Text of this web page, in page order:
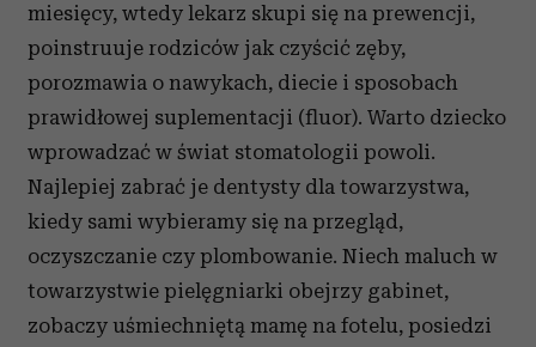
miesięcy, wtedy lekarz skupi się na prewencji,
poinstruuje rodziców jak czyścić zęby,
porozmawia o nawykach, diecie i sposobach
prawidłowej suplementacji (fluor). Warto dziecko
wprowadzać w świat stomatologii powoli.
Najlepiej zabrać je dentysty dla towarzystwa,
kiedy sami wybieramy się na przegląd,
oczyszczanie czy plombowanie. Niech maluch w
towarzystwie pielęgniarki obejrzy gabinet,
zobaczy uśmiechniętą mamę na fotelu, posiedzi